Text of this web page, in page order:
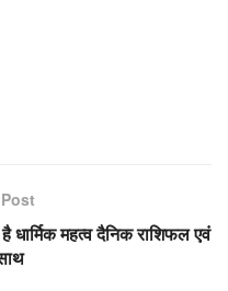
महत्व दैनिक राशिफल एवं